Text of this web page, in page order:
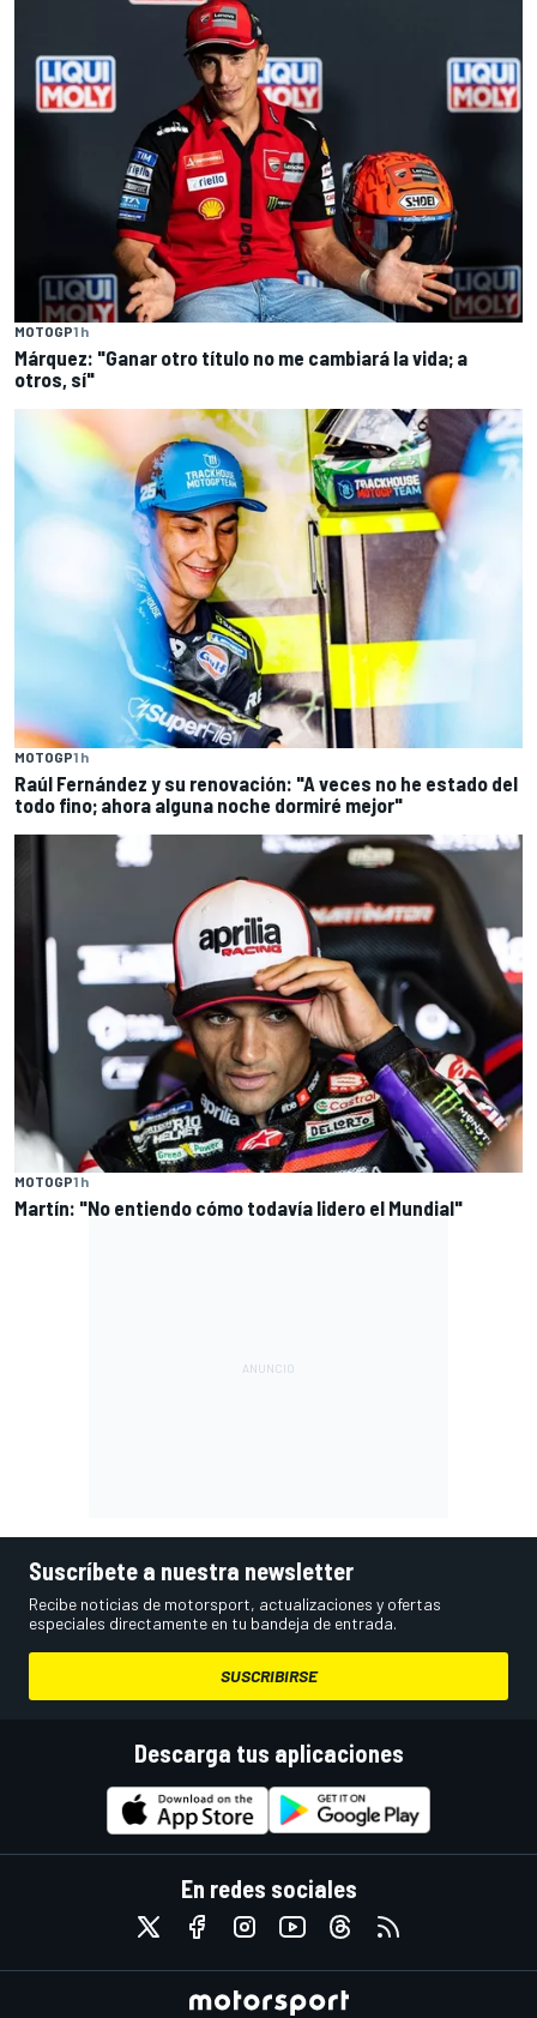
MOTOGP1 h
Márquez: "Ganar otro título no me cambiará la vida; a
otros, sí"
MOTOGP1 h
Raúl Fernández y su renovación: "A veces no he estado del
todo fino; ahora alguna noche dormiré mejor"
MOTOGP1 h
Martín: "No entiendo cómo todavía lidero el Mundial"
Suscríbete a nuestra newsletter
Recibe noticias de motorsport, actualizaciones y ofertas
especiales directamente en tu bandeja de entrada.
SUSCRIBIRSE
Descarga tus aplicaciones
En redes sociales